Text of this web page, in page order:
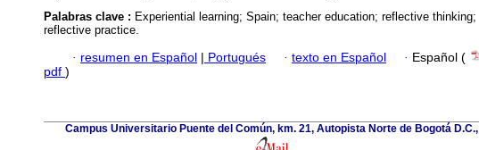
Palabras clave : Experiential learning; Spain; teacher education; reflective thinking;
reflective practice.
· resumen en Español | Portugués · texto en Español · Español (
pdf )
Campus Universitario Puente del Común, km. 21, Autopista Norte de Bogotá D.C.,